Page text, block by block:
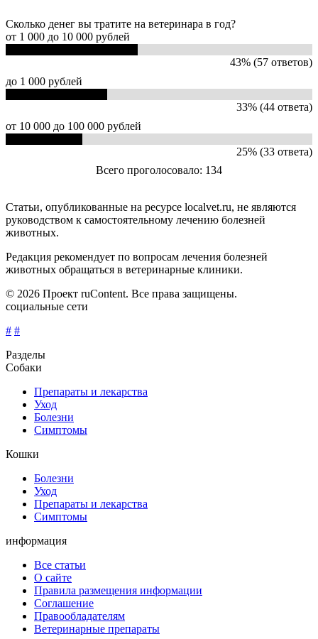
Сколько денег вы тратите на ветеринара в год?
от 1 000 до 10 000 рублей
43% (57 ответов)
до 1 000 рублей
33% (44 ответа)
от 10 000 до 100 000 рублей
25% (33 ответа)
Всего проголосовало: 134
Статьи, опубликованные на ресурсе localvet.ru, не являются
руководством к самостоятельному лечению болезней
животных.
Редакция рекомендует по вопросам лечения болезней
животных обращаться в ветеринарные клиники.
© 2026 Проект ruContent. Все права защищены.
социальные сети
# #
Разделы
Собаки
Препараты и лекарства
Уход
Болезни
Симптомы
Кошки
Болезни
Уход
Препараты и лекарства
Симптомы
информация
Все статьи
О сайте
Правила размещения информации
Соглашение
Правообладателям
Ветеринарные препараты